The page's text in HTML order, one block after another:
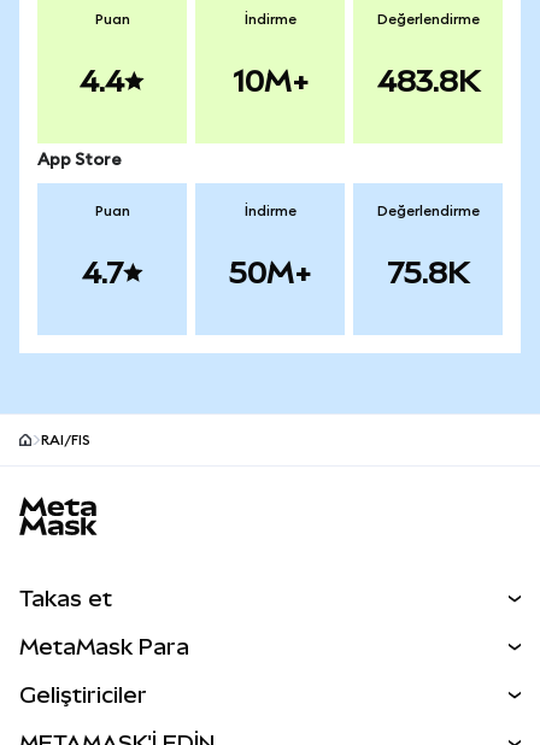
Puan
4.4
İndirme
10M+
Değerlendirme
483.8K
App Store
Puan
4.7
İndirme
50M+
Değerlendirme
75.8K
RAI/FIS
Takas et
Perps
MetaMask Para
Geliştiriciler